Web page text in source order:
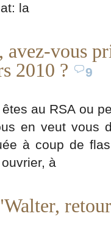
la
avez-vous
2010 ?
9
au RSA ou
en veut vous
à coup de
à